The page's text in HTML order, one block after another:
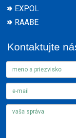
EXPOL
RAABE
Kontaktujte